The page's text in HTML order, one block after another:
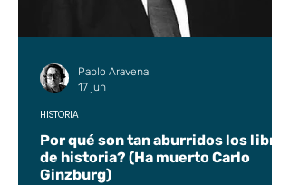
Por qué son tan aburridos los libros
de historia? (Ha muerto Carlo
Ginzburg)
HISTORIA
Pablo Aravena
17 jun